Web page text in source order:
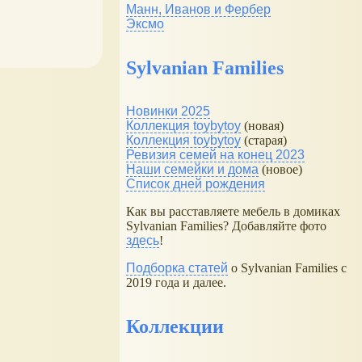
Манн, Иванов и Фербер
Эксмо
Sylvanian Families
Новинки 2025
Коллекция toybytoy (новая)
Коллекция toybytoy (старая)
Ревизия семей на конец 2023
Наши семейки и дома (новое)
Список дней рождения
Как вы расставляете мебель в домиках
Sylvanian Families? Добавляйте фото
здесь!
Подборка статей о Sylvanian Families с
2019 года и далее.
Коллекции